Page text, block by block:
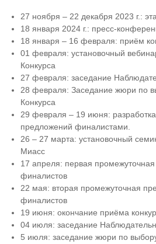
27 ноября – 22 декабря 2023 г.:
18 января 2024 г.: пресс-
18 января – 16 февраля: приём
01 февраля: установочный
Конкурса
27 февраля: заседание
28 февраля: Заседание жюри по
Конкурса
29 февраля – 19 июня:
предложений финалистами.
26 – 27 марта: установочный
Миасс
17 апреля: первая
финалистов
22 мая: вторая промежуточная
финалистов
19 июня: окончание приёма
04 июля: заседание
5 июля: заседание жюри по